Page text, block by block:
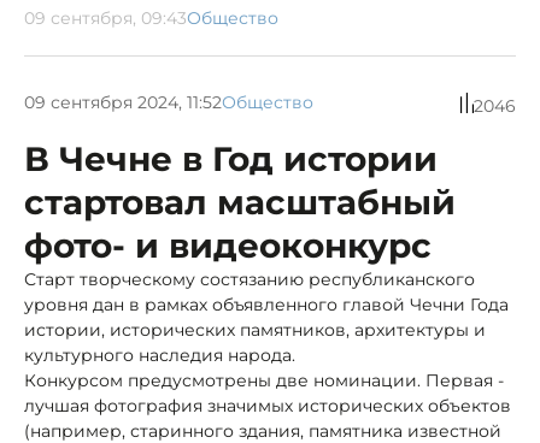
09 сентября, 09:43Общество
09 сентября 2024, 11:52Общество 2046
В Чечне в Год истории
стартовал масштабный
фото- и видеоконкурс
Старт творческому состязанию республиканского
уровня дан в рамках объявленного главой Чечни Года
истории, исторических памятников, архитектуры и
культурного наследия народа.
Конкурсом предусмотрены две номинации. Первая -
лучшая фотография значимых исторических объектов
(например, старинного здания, памятника известной